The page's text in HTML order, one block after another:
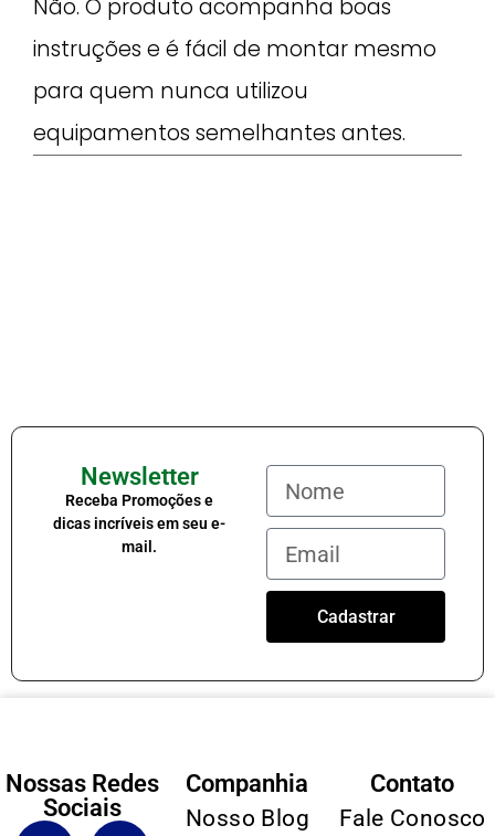
Não. O produto acompanha boas
instruções e é fácil de montar mesmo
para quem nunca utilizou
equipamentos semelhantes antes.
Newsletter
Receba Promoções e
dicas incríveis em seu e-
mail.
Cadastrar
Nossas Redes
Sociais
Companhia
Nosso Blog
Contato
Fale Conosco